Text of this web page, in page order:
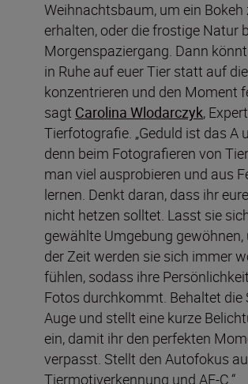
Weihnachtsbaum, um ein Bokeh
erhalten, oder die frostige Natur
Morgenspaziergang. Dann
in Ruhe auf euer Tier statt auf
konzentrieren und den Moment
sagt Carolina Wlodarczyk,
Tierfotografie. „Geduld ist das A
denn beim Fotografieren von
man viel ausprobieren und aus
lernen. Denkt daran, dass ihr
nicht hetzen solltet. Lasst sie
gewählte Umgebung gewöhnen,
der Zeit werden sie sich immer
fühlen, sodass ihre
Fotos durchkommt. Behaltet die
Auge und stellt eine kurze
ein, damit ihr den perfekten
verpasst. Stellt den Autofokus
Tiermotiverkennung und AF-C.“